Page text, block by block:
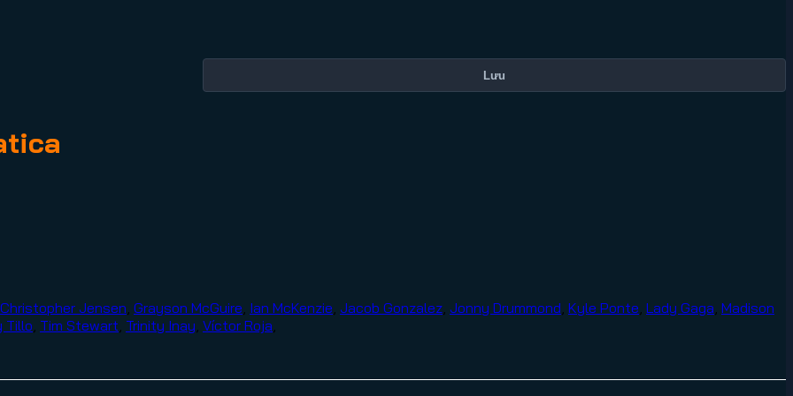
Lưu
Christopher Jensen Grayson McGuire Ian McKenzie Jacob Gonzalez Jonny Drummond Kyle Ponte Lady Gaga Madison
Tillo Tim Stewart Trinity Inay Víctor Roja